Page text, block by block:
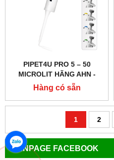
FANPAGE FACEBOOK
PIPET4U PRO 5 – 50
MICROLIT HÃNG AHN -
ĐỨC
Hàng có sẵn
1 2